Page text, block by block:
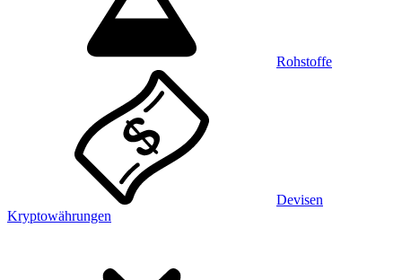
Rohstoffe
Devisen
Kryptowährungen